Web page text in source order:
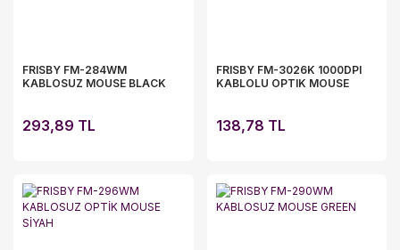
FRISBY FM-284WM
KABLOSUZ MOUSE BLACK
293,89 TL
FRISBY FM-3026K 1000DPI
KABLOLU OPTIK MOUSE
138,78 TL